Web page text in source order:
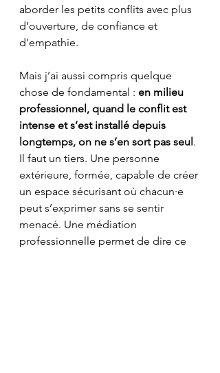
aborder les petits conflits avec plus
d’ouverture, de confiance et
d’empathie.
Mais j’ai aussi compris quelque
chose de fondamental : en milieu
professionnel, quand le conflit est
intense et s’est installé depuis
longtemps, on ne s’en sort pas seul.
Il faut un tiers. Une personne
extérieure, formée, capable de créer
un espace sécurisant où chacun·e
peut s’exprimer sans se sentir
menacé. Une médiation
professionnelle permet de dire ce